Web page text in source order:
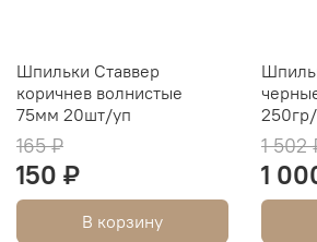
Шпильки Ставвер
коричнев волнистые
75мм 20шт/уп
165 ₽
150 ₽
В корзину
1 502
1